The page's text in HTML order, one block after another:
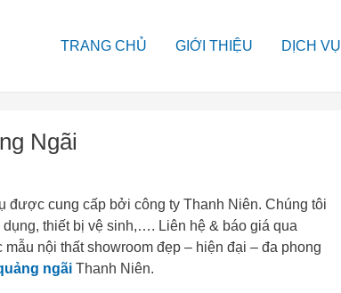
TRANG CHỦ GIỚI THIỆU DỊCH VỤ
Ngãi
được cung cấp bởi công ty Thanh Niên. Chúng tôi
thiết bị vệ sinh,…. Liên hệ & báo giá qua
mẫu nội thất showroom đẹp – hiện đại – đa phong
ngãi Thanh Niên.